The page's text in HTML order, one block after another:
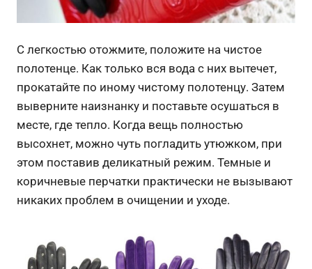
С легкостью отожмите, положите на чистое
полотенце. Как только вся вода с них вытечет,
прокатайте по иному чистому полотенцу. Затем
выверните наизнанку и поставьте осушаться в
месте, где тепло. Когда вещь полностью
высохнет, можно чуть погладить утюжком, при
этом поставив деликатный режим. Темные и
коричневые перчатки практически не вызывают
никаких проблем в очищении и уходе.